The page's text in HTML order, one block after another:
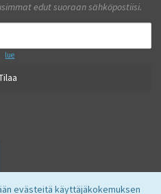
evästeitä käyttäjäkokemuksen
edut suoraan sähköpostiisi.
lue